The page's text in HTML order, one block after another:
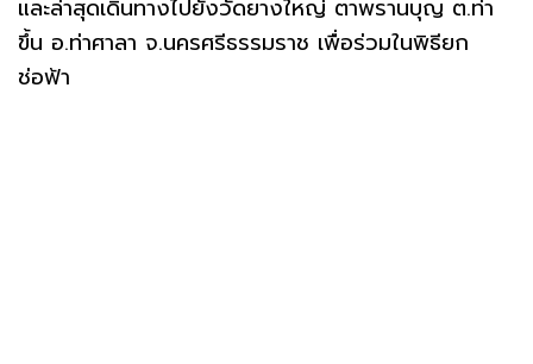
และล่าสุดเดินทางไปยังวัดยางใหญ่ ตาพรานบุญ ต.ท่า
ขึ้น อ.ท่าศาลา จ.นครศรีธรรมราช เพื่อร่วมในพิธียก
ช่อฟ้า